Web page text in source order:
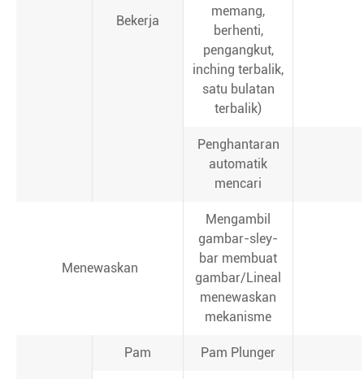
Bekerja
memang,
berhenti,
pengangkut,
inching terbalik,
satu bulatan
terbalik)
Penghantaran
automatik
mencari
Menewaskan
Mengambil
gambar-sley-
bar membuat
gambar/Lineal
menewaskan
mekanisme
Pam Pam Plunger